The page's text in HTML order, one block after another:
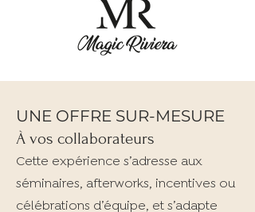
UNE OFFRE SUR-MESURE
À vos collaborateurs
Cette expérience s’adresse aux
séminaires, afterworks, incentives ou
célébrations d’équipe, et s’adapte